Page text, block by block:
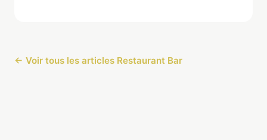
← Voir tous les articles Restaurant Bar